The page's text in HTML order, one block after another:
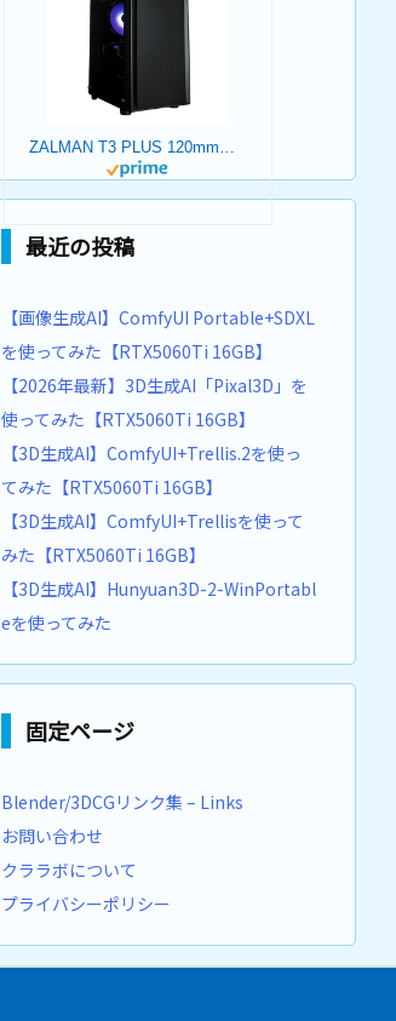
ZALMAN T3 PLUS 120mmファン 2基 標準搭載 Micro-ATX ミニタワー PCケース T3 PLUS CS8683
最近の投稿
【画像生成AI】ComfyUI Portable+SDXL
を使ってみた【RTX5060Ti 16GB】
【2026年最新】3D生成AI「Pixal3D」を
使ってみた【RTX5060Ti 16GB】
【3D生成AI】ComfyUI+Trellis.2を使っ
てみた【RTX5060Ti 16GB】
【3D生成AI】ComfyUI+Trellisを使って
みた【RTX5060Ti 16GB】
【3D生成AI】Hunyuan3D-2-WinPortabl
eを使ってみた
固定ページ
Blender/3DCGリンク集 – Links
お問い合わせ
クララボについて
プライバシーポリシー